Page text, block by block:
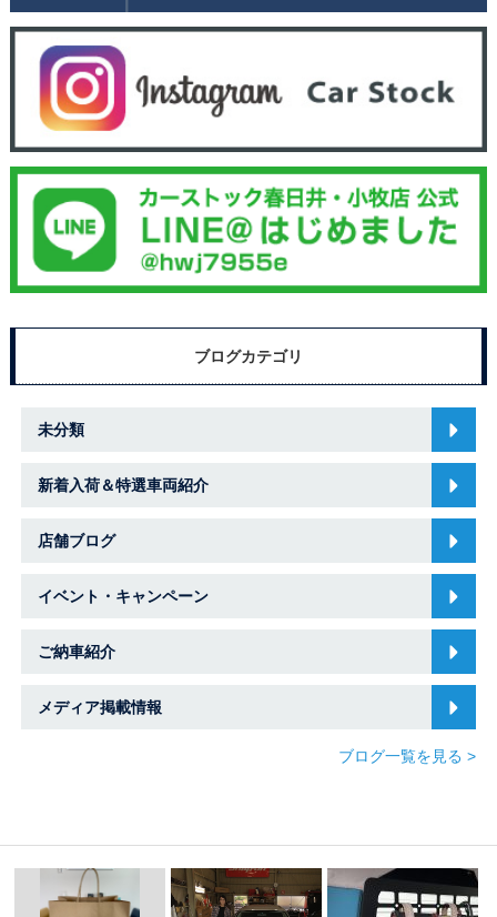
ブログカテゴリ
未分類
新着入荷＆特選車両紹介
店舗ブログ
イベント・キャンペーン
ご納車紹介
メディア掲載情報
ブログ一覧を見る >